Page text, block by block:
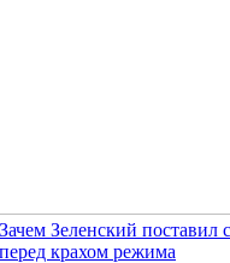
Зеленский поставил
крахом режима